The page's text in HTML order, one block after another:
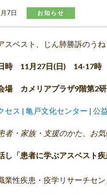
7日 お知らせ
スベスト、じん肺勝訴のう
時 11月27日(日) 14-17時
場 カメリアプラザ9階第2
セス | 亀戸文化センター | 公
者・家族・支援のかた、お気
し「患者に学ぶアスベスト疾
業性疾患・疫学リサーチセ